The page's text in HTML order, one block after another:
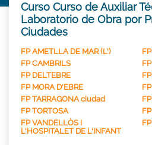
Curso Curso de Auxiliar
Laboratorio de Obra por
Ciudades
FP AMETLLA DE MAR (L')
FP CAMBRILS
FP DELTEBRE
FP MORA D'EBRE
FP TARRAGONA ciudad
FP TORTOSA
FP VANDELLÒS I
L'HOSPITALET DE L'INFANT